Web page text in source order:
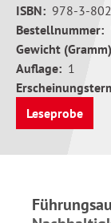
ISBN: 978-3-
Bestellnummer:
Gewicht
Auflage: 1
Leseprobe